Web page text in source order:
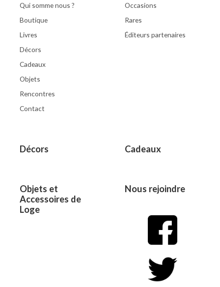
Qui somme nous ?
Boutique
Livres
Décors
Cadeaux
Objets
Rencontres
Contact
Occasions
Rares
Éditeurs partenaires
Décors Cadeaux
Objets et
Accessoires de
Loge
Nous rejoindre